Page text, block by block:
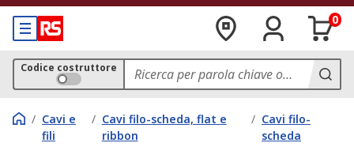
0
Codice costruttore
/ Cavi e
fili
/ Cavi filo-scheda, flat e
ribbon
/ Cavi filo-
scheda